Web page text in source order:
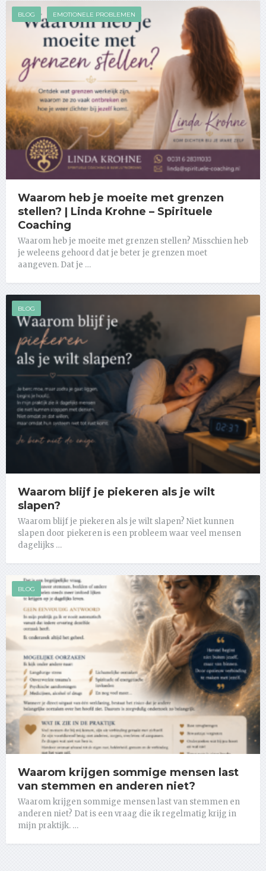
BLOG EMOTIONELE PROBLEMEN
Waarom heb je moeite met grenzen
stellen? | Linda Krohne – Spirituele
Coaching
Waarom heb je moeite met grenzen stellen? Misschien heb
je weleens gehoord dat je beter je grenzen moet
aangeven. Dat je …
BLOG
Waarom blijf je piekeren als je wilt
slapen?
Waarom blijf je piekeren als je wilt slapen? Niet kunnen
slapen door piekeren is een probleem waar veel mensen
dagelijks …
BLOG
Waarom krijgen sommige mensen last
van stemmen en anderen niet?
Waarom krijgen sommige mensen last van stemmen en
anderen niet? Dat is een vraag die ik regelmatig krijg in
mijn praktijk. …